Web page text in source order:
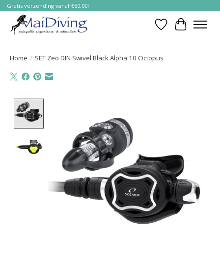
Gratis verzending vanaf €50,00!
Verlanglijst
Home / SET Zeo DIN Swivel Black Alpha 10 Octopus